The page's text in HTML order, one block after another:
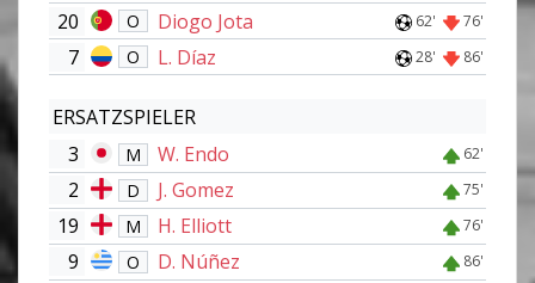
20 O Diogo Jota 62' 76'
7 O L. Díaz 28' 86'
ERSATZSPIELER
3
M W. Endo 62'
2 D J. Gomez 75'
19 M H. Elliott 76'
9 O D. Núñez 86'